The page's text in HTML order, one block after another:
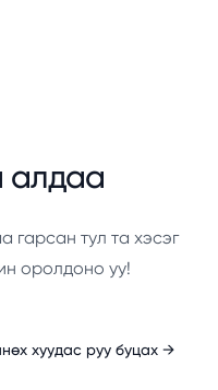
алдаа
гарсан тул та хэсэг
оролдоно уу!
хуудас руу буцах →